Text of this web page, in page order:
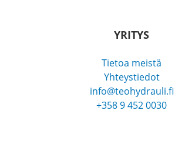
YRITYS
Tietoa meistä
Yhteystiedot
info@teohydrauli.fi
+358 9 452 0030